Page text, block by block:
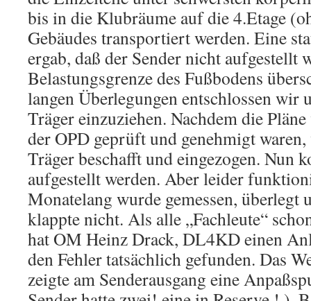
bis in die Klubräume auf die 4.Etage
Gebäudes transportiert werden. Eine
ergab, daß der Sender nicht aufgestellt
Belastungsgrenze des Fußbodens
langen Überlegungen entschlossen wir
Träger einzuziehen. Nachdem die
der OPD geprüft und genehmigt
Träger beschafft und eingezogen. Nun
aufgestellt werden. Aber leider
Monatelang wurde gemessen, überlegt
klappte nicht. Als alle „Fachleute“
hat OM Heinz Drack, DL4KD einen
den Fehler tatsächlich gefunden. Das
zeigte am Senderausgang eine